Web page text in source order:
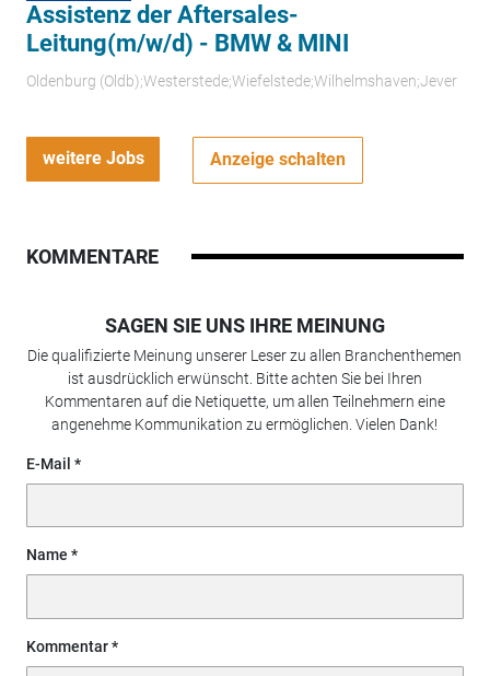
Assistenz der Aftersales-
Leitung(m/w/d) - BMW & MINI
Oldenburg (Oldb);Westerstede;Wiefelstede;Wilhelmshaven;Jever
weitere Jobs Anzeige schalten
KOMMENTARE
SAGEN SIE UNS IHRE MEINUNG
Die qualifizierte Meinung unserer Leser zu allen Branchenthemen
ist ausdrücklich erwünscht. Bitte achten Sie bei Ihren
Kommentaren auf die Netiquette, um allen Teilnehmern eine
angenehme Kommunikation zu ermöglichen. Vielen Dank!
E-Mail
Name
Kommentar